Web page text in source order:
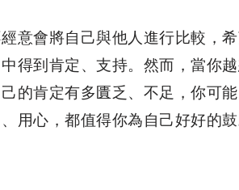
意會將自己與他人進行比較，
得到肯定、支持。然而，當你
的肯定有多匱乏、不足，你可
用心，都值得你為自己好好的